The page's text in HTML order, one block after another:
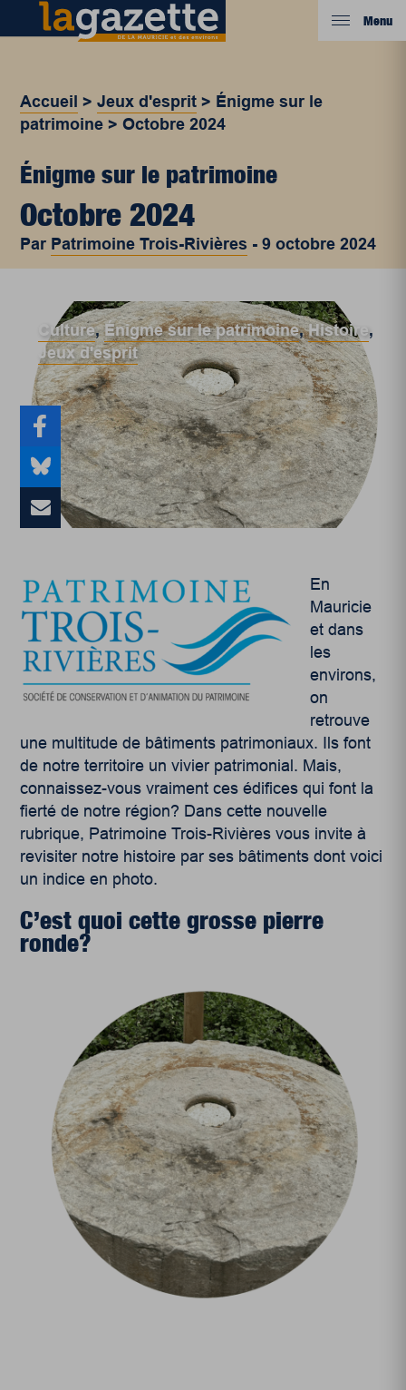
Menu
Accueil >Jeux d'esprit > Énigme sur le
patrimoine >Octobre 2024
Énigme sur le patrimoine
Octobre 2024
Par Patrimoine Trois-Rivières -9 octobre 2024
Culture,Énigme sur le patrimoine,Histoire,
Jeux d'esprit
En
Mauricie
et dans
les
environs,
on
retrouve
une multitude de bâtiments patrimoniaux. Ils font
de notre territoire un vivier patrimonial. Mais,
connaissez-vous vraiment ces édifices qui font la
fierté de notre région? Dans cette nouvelle
rubrique, Patrimoine Trois-Rivières vous invite à
revisiter notre histoire par ses bâtiments dont voici
un indice en photo.
C’est quoi cette grosse pierre
ronde?